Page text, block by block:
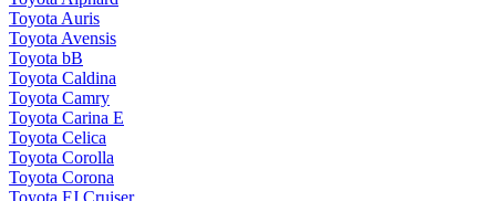
Toyota Auris
Toyota Avensis
Toyota bB
Toyota Caldina
Toyota Camry
Toyota Carina E
Toyota Celica
Toyota Corolla
Toyota Corona
Toyota FJ Cruiser